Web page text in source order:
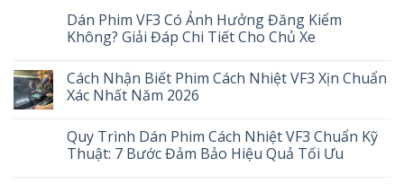
Dán Phim VF3 Có Ảnh Hưởng Đăng Kiểm
Không? Giải Đáp Chi Tiết Cho Chủ Xe
Cách Nhận Biết Phim Cách Nhiệt VF3 Xịn Chuẩn
Xác Nhất Năm 2026
Quy Trình Dán Phim Cách Nhiệt VF3 Chuẩn Kỹ
Thuật: 7 Bước Đảm Bảo Hiệu Quả Tối Ưu